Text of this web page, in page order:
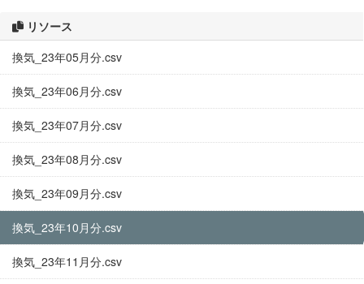
リソース
換気_23年05月分.csv
換気_23年06月分.csv
換気_23年07月分.csv
換気_23年08月分.csv
換気_23年09月分.csv
換気_23年10月分.csv
換気_23年11月分.csv